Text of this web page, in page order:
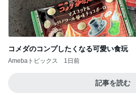
コメダのコンプしたくなる可愛い食玩
Amebaトピックス 1日前
記事を読む